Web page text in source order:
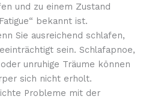
und zu einem Zustand
bekannt ist.
Sie ausreichend schlafen,
sein. Schlafapnoe,
unruhige Träume können
sich nicht erholt.
Probleme mit der